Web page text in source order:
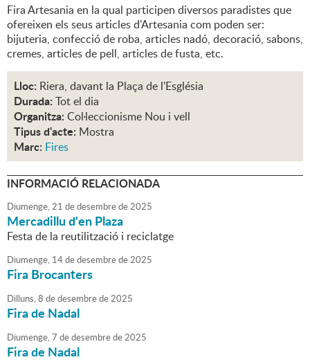
Fira Artesania en la qual participen diversos paradistes que
ofereixen els seus articles d'Artesania com poden ser:
bijuteria, confecció de roba, articles nadó, decoració, sabons,
cremes, articles de pell, articles de fusta, etc.
Lloc: Riera, davant la Plaça de l'Església
Durada: Tot el dia
Organitza: Col·leccionisme Nou i vell
Tipus d'acte: Mostra
Marc: Fires
INFORMACIÓ RELACIONADA
Diumenge,21 dedesembrede2025
Mercadillu d'en Plaza
Festa de la reutilització i reciclatge
Diumenge, 14dedesembrede2025
Fira Brocanters
Dilluns,8 dedesembrede2025
Fira de Nadal
Diumenge,7 dedesembrede2025
Fira de Nadal